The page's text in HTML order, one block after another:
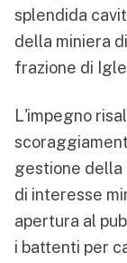
splendida
della miniera
frazione di
L'impegno
gestione della
di interesse
apertura al
i battenti per